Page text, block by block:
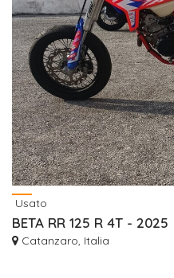
Usato
BETA RR 125 R 4T - 2025
Catanzaro, Italia